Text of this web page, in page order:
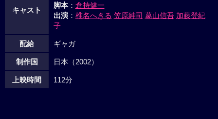
キャスト
脚本： 倉持健一
出演： 椎名へきる 笠原紳司 葛山信吾 加藤登紀
子
配給 ギャガ
制作国 日本（2002）
上映時間 112分